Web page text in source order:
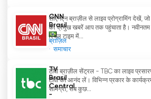
CNN
Brasil
ब्राज़िल
समाचार
सीएनएन ब्राज़ील से लाइव प्रोग्रामिंग देखें,
की प्रमुख खबरें आप तक पहुंचाता है।
रियल टाइम में...
TV
Brasil
Central
-
टीवी ब्राज़ील सेंट्रल - TBC का लाइव
टीवी का आनंद लें। विभिन्न प्रकार के
सामग्री, सब कुछ...